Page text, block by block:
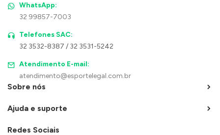
WhatsApp:
32 99857-7003
Telefones SAC:
32 3532-8387 / 32 3531-5242
Atendimento E-mail:
atendimento@esportelegal.com.br
Sobre nós
Ajuda e suporte
Redes Sociais